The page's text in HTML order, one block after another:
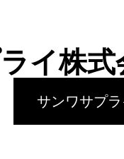
イ株式
サンワサプ